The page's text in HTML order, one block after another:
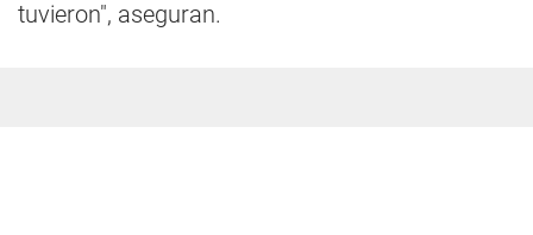
tuvieron", aseguran.